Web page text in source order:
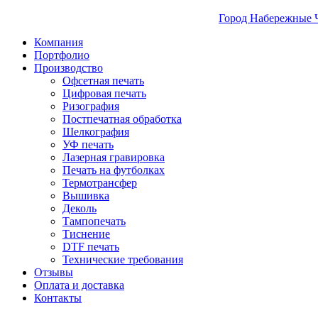
Город Набережные
Компания
Портфолио
Производство
Офсетная печать
Цифровая печать
Ризография
Постпечатная обработка
Шелкография
УФ печать
Лазерная гравировка
Печать на футболках
Термотрансфер
Вышивка
Деколь
Тампопечать
Тиснение
DTF печать
Технические требования
Отзывы
Оплата и доставка
Контакты